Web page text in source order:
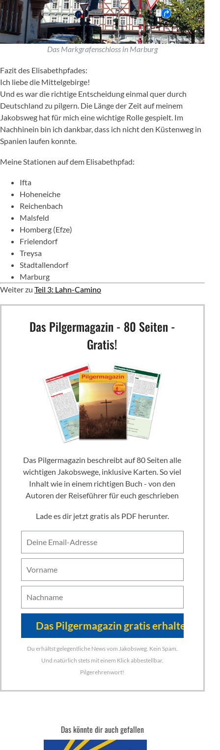
Das Markgrafenschloss in Marburg
Fazit des Elisabethpfades:
Ich liebe die Mittelgebirge!
Und es war die richtige Entscheidung einmal quer durch
Deutschland zu pilgern. Die Länge der Zeit auf meinem
Jakobsweg hat für mich eine wichtige Rolle gespielt. Im
Nachhinein bin ich dankbar, dass ich nicht den Küstenweg in
Spanien laufen konnte.
Meine Stationen auf dem Elisabethpfad:
Ifta
Hoheneiche
Reichenbach
Malsfeld
Homberg (Efze)
Frielendorf
Treysa
Stadtallendorf
Marburg
Weiter zu Teil 3: Lahn-Camino
Das Pilgermagazin - 80 Seiten -
Gratis!
Das Pilgermagazin beschreibt auf 80 Seiten alle
wichtigen Jakobswege, inklusive Karten. So viel
Inhalt wie in einem richtigen Buch - von den
Autoren der Reiseführer für euch geschrieben
Lade es dir jetzt gratis als PDF herunter.
Du erhältst gelegentliche News vom Jakobsweg. Kein Spam.
Und natürlich stets mit einem Klick abbestellbar.
Pilgerehrenwort!
Das könnte dir auch gefallen